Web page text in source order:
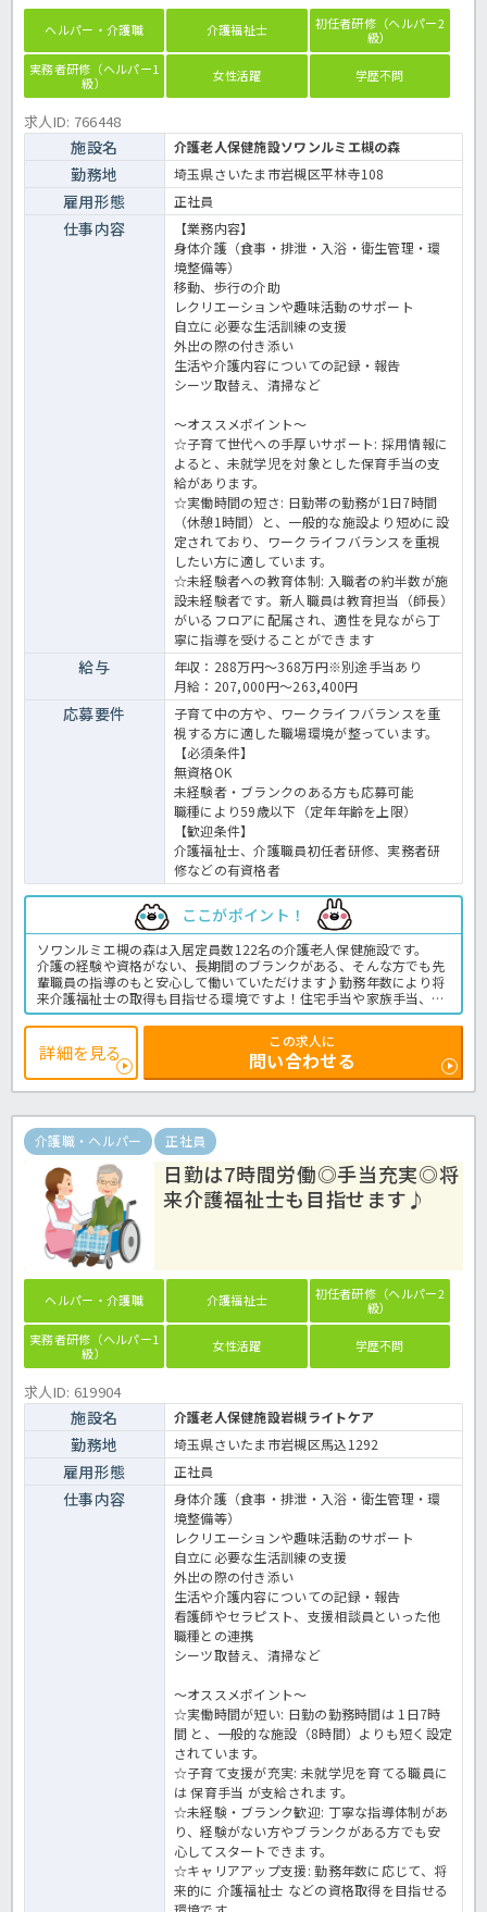
ヘルパー・介護職 介護福祉士
初任者研修（ヘルパー2
級）
実務者研修（ヘルパー1
級）
女性活躍 学歴不問
求人ID: 766448
施設名 介護老人保健施設ソワンルミエ槻の森
勤務地 埼玉県さいたま市岩槻区平林寺108
雇用形態 正社員
仕事内容
【業務内容】
身体介護（食事・排泄・入浴・衛生管理・環
境整備等）
移動、歩行の介助
レクリエーションや趣味活動のサポート
自立に必要な生活訓練の支援
外出の際の付き添い
生活や介護内容についての記録・報告
シーツ取替え、清掃など
～オススメポイント～
☆子育て世代への手厚いサポート: 採用情報に
よると、未就学児を対象とした保育手当の支
給があります。
☆実働時間の短さ: 日勤帯の勤務が1日7時間
（休憩1時間）と、一般的な施設より短めに設
定されており、ワークライフバランスを重視
したい方に適しています。
☆未経験者への教育体制: 入職者の約半数が施
設未経験者です。新人職員は教育担当（師長）
がいるフロアに配属され、適性を見ながら丁
寧に指導を受けることができます
給与
年収：288万円～368万円※別途手当あり
月給：207,000円～263,400円
応募要件
子育て中の方や、ワークライフバランスを重
視する方に適した職場環境が整っています。
【必須条件】
無資格OK
未経験者・ブランクのある方も応募可能
職種により59歳以下（定年年齢を上限）
【歓迎条件】
介護福祉士、介護職員初任者研修、実務者研
修などの有資格者
ここがポイント！
ソワンルミエ槻の森は入居定員数122名の介護老人保健施設です。
介護の経験や資格がない、長期間のブランクがある、そんな方でも先
輩職員の指導のもと安心して働いていただけます♪勤務年数により将
来介護福祉士の取得も目指せる環境ですよ！住宅手当や家族手当、保
育手当などうれしい手当も充実。
年間休日も114日ございますので、プライベートとの両立もOK！老健
での介護業務全般です。＜介護職 正職員 老健の求人＞
詳細を見る
この求人に
問い合わせる
介護職・ヘルパー 正社員
日勤は7時間労働◎手当充実◎将
来介護福祉士も目指せます♪
ヘルパー・介護職 介護福祉士
初任者研修（ヘルパー2
級）
実務者研修（ヘルパー1
級）
女性活躍 学歴不問
求人ID: 619904
施設名 介護老人保健施設岩槻ライトケア
勤務地 埼玉県さいたま市岩槻区馬込1292
雇用形態 正社員
仕事内容
身体介護（食事・排泄・入浴・衛生管理・環
境整備等）
レクリエーションや趣味活動のサポート
自立に必要な生活訓練の支援
外出の際の付き添い
生活や介護内容についての記録・報告
看護師やセラピスト、支援相談員といった他
職種との連携
シーツ取替え、清掃など
～オススメポイント～
☆実働時間が短い: 日勤の勤務時間は 1日7時
間 と、一般的な施設（8時間）よりも短く設定
されています。
☆子育て支援が充実: 未就学児を育てる職員に
は 保育手当 が支給されます。
☆未経験・ブランク歓迎: 丁寧な指導体制があ
り、経験がない方やブランクがある方でも安
心してスタートできます。
☆キャリアアップ支援: 勤務年数に応じて、将
来的に 介護福祉士 などの資格取得を目指せる